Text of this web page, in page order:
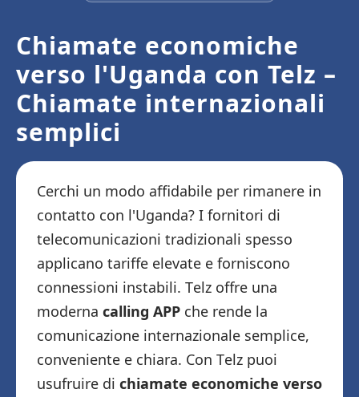
Chiamate economiche
verso l'Uganda con Telz –
Chiamate internazionali
semplici
Cerchi un modo affidabile per rimanere in
contatto con l'Uganda? I fornitori di
telecomunicazioni tradizionali spesso
applicano tariffe elevate e forniscono
connessioni instabili. Telz offre una
moderna calling APP che rende la
comunicazione internazionale semplice,
conveniente e chiara. Con Telz puoi
usufruire di chiamate economiche verso